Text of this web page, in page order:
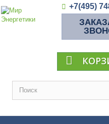
+7(495)